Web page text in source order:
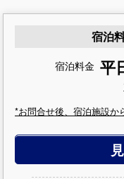
宿泊
宿泊料金 平
*お問合せ後、宿泊施設か